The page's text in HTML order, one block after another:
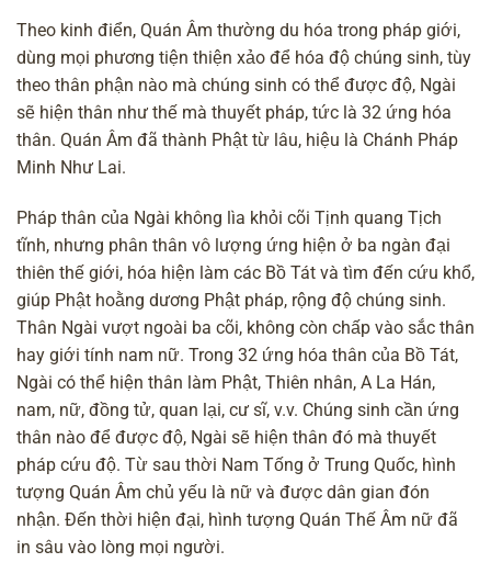
Theo kinh điển, Quán Âm thường du hóa trong pháp giới,
dùng mọi phương tiện thiện xảo để hóa độ chúng sinh, tùy
theo thân phận nào mà chúng sinh có thể được độ, Ngài
sẽ hiện thân như thế mà thuyết pháp, tức là 32 ứng hóa
thân. Quán Âm đã thành Phật từ lâu, hiệu là Chánh Pháp
Minh Như Lai.
Pháp thân của Ngài không lìa khỏi cõi Tịnh quang Tịch
tĩnh, nhưng phân thân vô lượng ứng hiện ở ba ngàn đại
thiên thế giới, hóa hiện làm các Bồ Tát và tìm đến cứu khổ,
giúp Phật hoằng dương Phật pháp, rộng độ chúng sinh.
Thân Ngài vượt ngoài ba cõi, không còn chấp vào sắc thân
hay giới tính nam nữ. Trong 32 ứng hóa thân của Bồ Tát,
Ngài có thể hiện thân làm Phật, Thiên nhân, A La Hán,
nam, nữ, đồng tử, quan lại, cư sĩ, v.v. Chúng sinh cần ứng
thân nào để được độ, Ngài sẽ hiện thân đó mà thuyết
pháp cứu độ. Từ sau thời Nam Tống ở Trung Quốc, hình
tượng Quán Âm chủ yếu là nữ và được dân gian đón
nhận. Đến thời hiện đại, hình tượng Quán Thế Âm nữ đã
in sâu vào lòng mọi người.